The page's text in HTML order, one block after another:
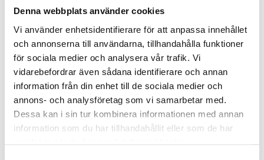
Denna webbplats använder cookies
Vi använder enhetsidentifierare för att anpassa innehållet
och annonserna till användarna, tillhandahålla funktioner
för sociala medier och analysera vår trafik. Vi
vidarebefordrar även sådana identifierare och annan
information från din enhet till de sociala medier och
annons- och analysföretag som vi samarbetar med.
Dessa kan i sin tur kombinera informationen med annan
information som du har tillhandahållit eller som de har
• Vill utvecklas tillsammans med oss i vårt positiva och
kompetenta team
Vi erbjuder:
• En tillsvidareanställning i inspirerande arbetsmiljö på våra
fina kliniker i Linköping och Mjölby.
• Arbete på en väl etablerad klinik